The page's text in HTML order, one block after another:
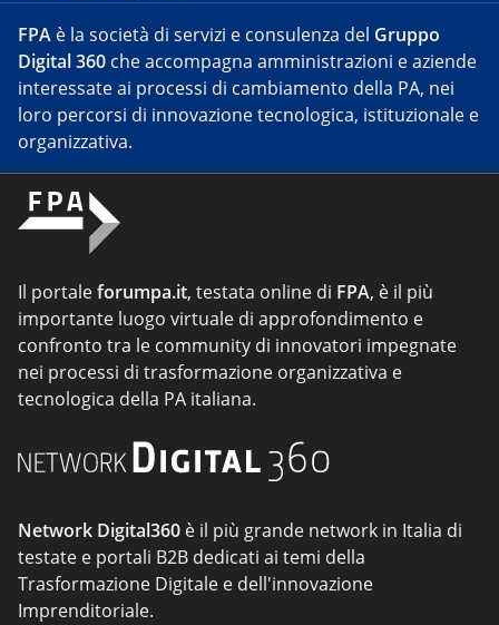
FPA è la società di servizi e consulenza del Gruppo
Digital 360 che accompagna amministrazioni e aziende
interessate ai processi di cambiamento della PA, nei
loro percorsi di innovazione tecnologica, istituzionale e
organizzativa.
Il portaleforumpa.it, testata online di FPA, è il più
importante luogo virtuale di approfondimento e
confronto tra le community di innovatori impegnate
nei processi di trasformazione organizzativa e
tecnologica della PA italiana.
Network Digital360 è il più grande network in Italia di
testate e portali B2B dedicati ai temi della
Trasformazione Digitale e dell'innovazione
Imprenditoriale.